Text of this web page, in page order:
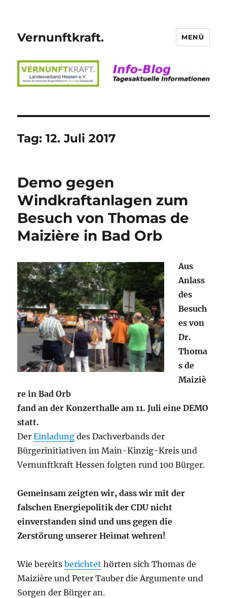
Vernunftkraft. MENÜ
Tag:12. Juli 2017
Demo gegen
Windkraftanlagen zum
Besuch von Thomas de
Maizière in Bad Orb
Aus
Anlass
des
Besuch
es von
Dr.
Thoma
s de
Maiziè
re in Bad Orb
fand an der Konzerthalle am 11. Juli eine DEMO
statt.
DerEinladung des Dachverbands der
Bürgerinitiativen im Main-Kinzig-Kreis und
Vernunftkraft Hessen folgten rund 100 Bürger.
Gemeinsam zeigten wir, dass wir mit der
falschen Energiepolitik der CDU nicht
einverstanden sind und uns gegen die
Zerstörung unserer Heimat wehren!
Wie bereitsberichtet hörten sich Thomas de
Maizière und Peter Tauber die Argumente und
Sorgen der Bürger an.